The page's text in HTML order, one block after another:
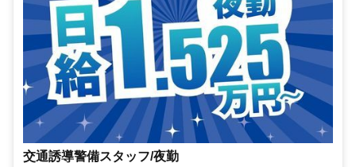
交通誘導警備スタッフ/夜勤